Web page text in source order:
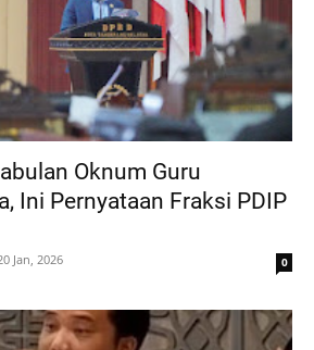
Oknum Guru
Ini Pernyataan Fraksi PDIP
Jan, 2026 0